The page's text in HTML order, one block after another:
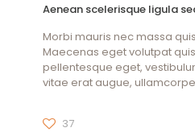
Aenean scelerisque ligula
Morbi mauris nec massa
Maecenas eget volutpat
pellentesque eget,
vitae erat augue,
37